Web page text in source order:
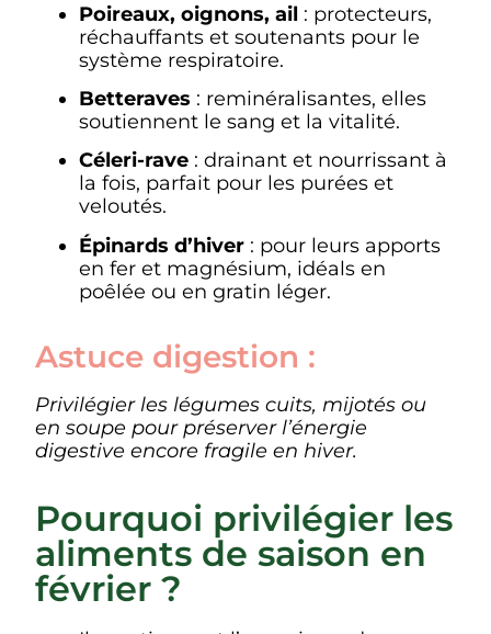
Poireaux, oignons, ail : protecteurs,
réchauffants et soutenants pour le
système respiratoire.
Betteraves : reminéralisantes, elles
soutiennent le sang et la vitalité.
Céleri-rave : drainant et nourrissant à
la fois, parfait pour les purées et
veloutés.
Épinards d’hiver : pour leurs apports
en fer et magnésium, idéals en
poêlée ou en gratin léger.
Astuce digestion :
Privilégier les légumes cuits, mijotés ou
en soupe pour préserver l’énergie
digestive encore fragile en hiver.
Pourquoi privilégier les
aliments de saison en
février ?